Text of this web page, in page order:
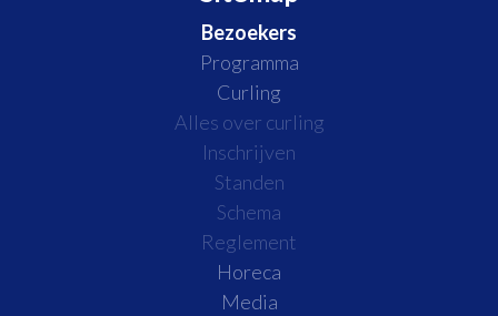
Bezoekers
Programma
Curling
Alles over curling
Inschrijven
Standen
Schema
Reglement
Horeca
Media